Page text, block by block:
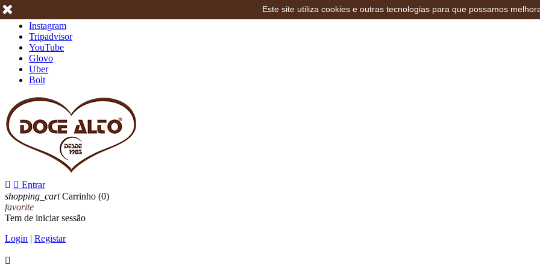
Instagram
Tripadvisor
YouTube
Glovo
Uber
Bolt
  Entrar
shopping_cart Carrinho (0)
favorite
Tem de iniciar sessão
Login | Registar

Este site utiliza cookies e outras tecnologias para que possamos